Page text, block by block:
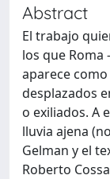
Abstract
El trabajo
los que
aparece
desplazados
o exiliados. A
lluvia ajena
Gelman y el
Roberto